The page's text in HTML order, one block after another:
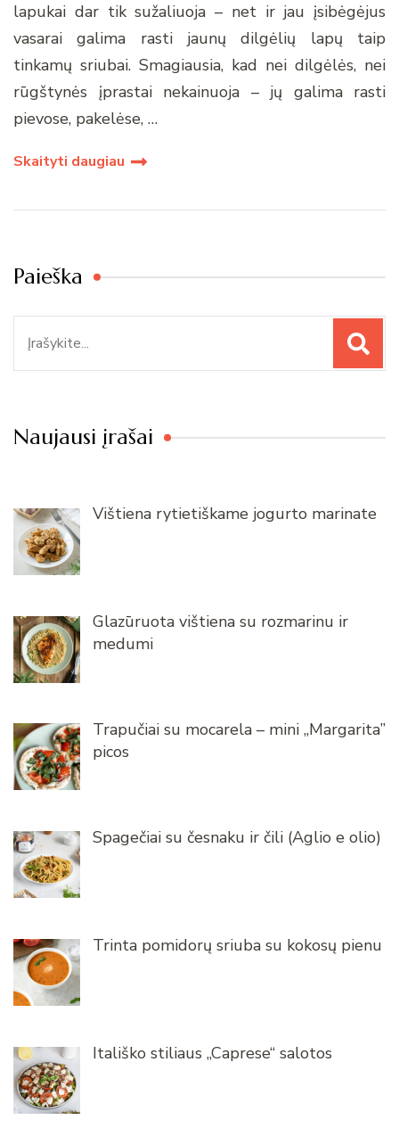
lapukai dar tik sužaliuoja – net ir jau įsibėgėjus
vasarai galima rasti jaunų dilgėlių lapų taip
tinkamų sriubai. Smagiausia, kad nei dilgėlės, nei
rūgštynės įprastai nekainuoja – jų galima rasti
pievose, pakelėse, …
Skaityti daugiau
Paieška
Naujausi įrašai
Vištiena rytietiškame jogurto marinate
Glazūruota vištiena su rozmarinu ir
medumi
Trapučiai su mocarela – mini „Margarita”
picos
Spagečiai su česnaku ir čili (Aglio e olio)
Trinta pomidorų sriuba su kokosų pienu
Itališko stiliaus „Caprese“ salotos